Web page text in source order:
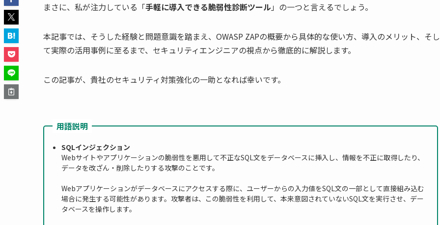
まさに、私が注力している「手軽に導入できる脆弱性診断ツール 」の一つと言えるでしょう。
本記事では、そうした経験と問題意識を踏まえ、OWASP ZAPの概要から具体的な使い方、導入のメリット、そし
て実際の活用事例に至るまで、セキュリティエンジニアの視点から徹底的に解説します。
この記事が、貴社のセキュリティ対策強化の一助となれば幸いです。
用語説明
SQLインジェクション
Webサイトやアプリケーションの脆弱性を悪用して不正なSQL文をデータベースに挿入し、情報を不正に取得したり、
データを改ざん・削除したりする攻撃のことです。
Webアプリケーションがデータベースにアクセスする際に、ユーザーからの入力値をSQL文の一部として直接組み込む
場合に発生する可能性があります。攻撃者は、この脆弱性を利用して、本来意図されていないSQL文を実行させ、デー
タベースを操作します。